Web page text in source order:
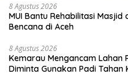
8 Agustus 2026
MUI Bantu Rehabilitasi
Bencana di Aceh
8 Agustus 2026
Kemarau Mengancam Lahan
Diminta Gunakan Padi Tahan